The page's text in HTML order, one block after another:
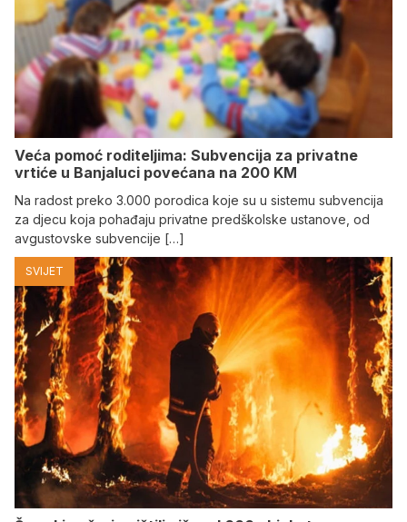
Veća pomoć roditeljima: Subvencija za privatne
vrtiće u Banjaluci povećana na 200 KM
Na radost preko 3.000 porodica koje su u sistemu subvencija
za djecu koja pohađaju privatne predškolske ustanove, od
avgustovske subvencije […]
SVIJET